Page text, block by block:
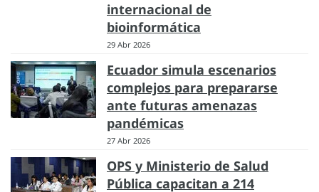
internacional de
bioinformática
29 Abr 2026
Ecuador simula escenarios
complejos para prepararse
ante futuras amenazas
pandémicas
27 Abr 2026
OPS y Ministerio de Salud
Pública capacitan a 214